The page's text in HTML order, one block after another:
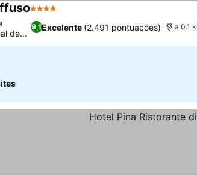
4 Estrelas
9,1Excelente (2.491 pontuações)
de
a 0.1